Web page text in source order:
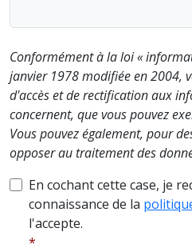
Conformément à la loi «
janvier 1978 modifiée en 2004,
d'accès et de rectification aux
concernent, que vous pouvez
Vous pouvez également, pour
opposer au traitement des
En cochant cette case, je
connaissance de la
l'accepte.